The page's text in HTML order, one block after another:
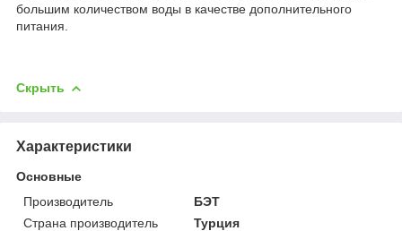
большим количеством воды в качестве дополнительного
питания.
Скрыть
Характеристики
Основные
Производитель
БЭТ
Страна производитель
Турция